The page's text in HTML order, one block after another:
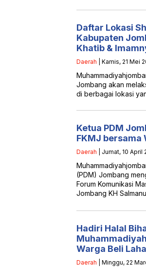
Daftar Lokasi
Kabupaten
Khatib &
Daerah | Kamis, 21 Mei
Jombang akan
di berbagai lokasi
Ketua PDM
FKMJ bersama
Daerah | Jumat, 10 April
(PDM) Jombang
Forum Komunikasi
Jombang KH
Hadiri Halal
Warga Beli
Daerah | Minggu, 22